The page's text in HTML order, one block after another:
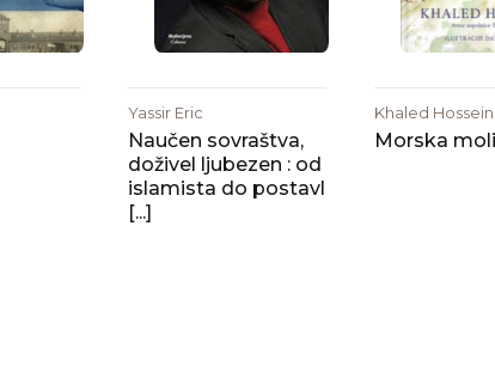
Yassir Eric
Naučen sovraštva,
doživel ljubezen : od
islamista do postavl
[...]
Khaled
Morska